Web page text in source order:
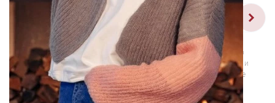
1/2
Изображения и цвет представленного товара могут незначительно
отличаться от оригинала продукции, взависимости от разрешения и
настроек вашего монитора, а также условий освещения при съемке